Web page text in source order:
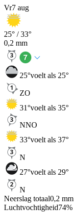
Vr7 aug
25° /33°
0,2 mm
25°voelt als 25°
ZO
31°voelt als 35°
NNO
33°voelt als 37°
N
27°voelt als 29°
N
Neerslag totaal0,2 mm
Luchtvochtigheid74%